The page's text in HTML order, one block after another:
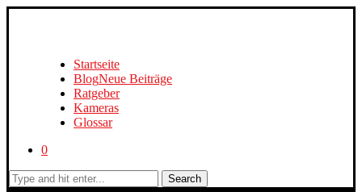
Startseite
BlogNeue Beiträge
Ratgeber
Kameras
Glossar
0
Search